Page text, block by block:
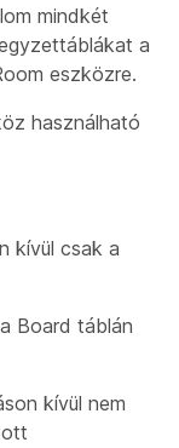
mindkét
a
eszközre.
használható
kívül csak a
Board táblán
kívül nem